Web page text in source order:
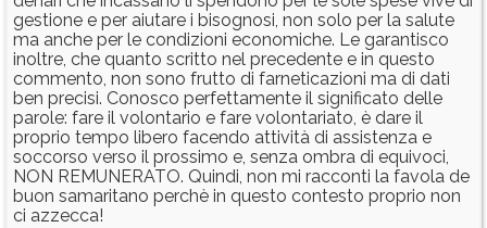
gestione e per aiutare i bisognosi, non solo per la salute
ma anche per le condizioni economiche. Le garantisco
inoltre, che quanto scritto nel precedente e in questo
commento, non sono frutto di farneticazioni ma di dati
ben precisi. Conosco perfettamente il significato delle
parole: fare il volontario e fare volontariato, è dare il
proprio tempo libero facendo attività di assistenza e
soccorso verso il prossimo e, senza ombra di equivoci,
NON REMUNERATO. Quindi, non mi racconti la favola de
buon samaritano perchè in questo contesto proprio non
ci azzecca!